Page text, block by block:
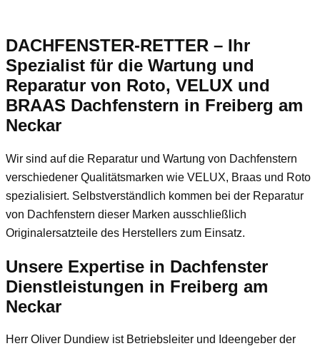
DACHFENSTER-RETTER – Ihr
Spezialist für die Wartung und
Reparatur von Roto, VELUX und
BRAAS Dachfenstern in Freiberg am
Neckar
Wir sind auf die Reparatur und Wartung von Dachfenstern
verschiedener Qualitätsmarken wie VELUX, Braas und Roto
spezialisiert. Selbstverständlich kommen bei der Reparatur
von Dachfenstern dieser Marken ausschließlich
Originalersatzteile des Herstellers zum Einsatz.
Unsere Expertise in Dachfenster
Dienstleistungen in Freiberg am
Neckar
Herr Oliver Dundiew ist Betriebsleiter und Ideengeber der